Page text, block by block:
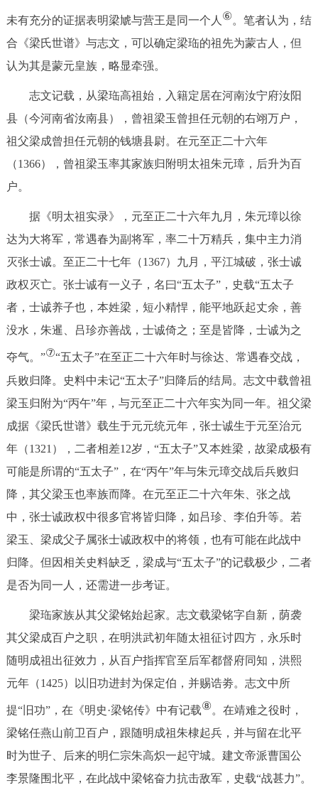
未有充分的证据表明梁虓与营王是同一个人⑥。笔者认为，结
合《梁氏世谱》与志文，可以确定梁珤的祖先为蒙古人，但
认为其是蒙元皇族，略显牵强。
志文记载，从梁珤高祖始，入籍定居在河南汝宁府汝阳
县（今河南省汝南县），曾祖梁玉曾担任元朝的右翊万户，
祖父梁成曾担任元朝的钱塘县尉。在元至正二十六年
（1366），曾祖梁玉率其家族归附明太祖朱元璋，后升为百
户。
据《明太祖实录》，元至正二十六年九月，朱元璋以徐
达为大将军，常遇春为副将军，率二十万精兵，集中主力消
灭张士诚。至正二十七年（1367）九月，平江城破，张士诚
政权灭亡。张士诚有一义子，名曰“五太子”，史载“五太子
者，士诚养子也，本姓梁，短小精悍，能平地跃起丈余，善
没水，朱暹、吕珍亦善战，士诚倚之；至是皆降，士诚为之
夺气。”⑦“五太子”在至正二十六年时与徐达、常遇春交战，
兵败归降。史料中未记“五太子”归降后的结局。志文中载曾祖
梁玉归附为“丙午”年，与元至正二十六年实为同一年。祖父梁
成据《梁氏世谱》载生于元元统元年，张士诚生于元至治元
年（1321），二者相差12岁，“五太子”又本姓梁，故梁成极有
可能是所谓的“五太子”，在“丙午”年与朱元璋交战后兵败归
降，其父梁玉也率族而降。在元至正二十六年朱、张之战
中，张士诚政权中很多官将皆归降，如吕珍、李伯升等。若
梁玉、梁成父子属张士诚政权中的将领，也有可能在此战中
归降。但因相关史料缺乏，梁成与“五太子”的记载极少，二者
是否为同一人，还需进一步考证。
梁珤家族从其父梁铭始起家。志文载梁铭字自新，荫袭
其父梁成百户之职，在明洪武初年随太祖征讨四方，永乐时
随明成祖出征效力，从百户指挥官至后军都督府同知，洪熙
元年（1425）以旧功进封为保定伯，并赐诰劵。志文中所
提“旧功”，在《明史·梁铭传》中有记载⑧。在靖难之役时，
梁铭任燕山前卫百户，跟随明成祖朱棣起兵，并与留在北平
时为世子、后来的明仁宗朱高炽一起守城。建文帝派曹国公
李景隆围北平，在此战中梁铭奋力抗击敌军，史载“战甚力”。